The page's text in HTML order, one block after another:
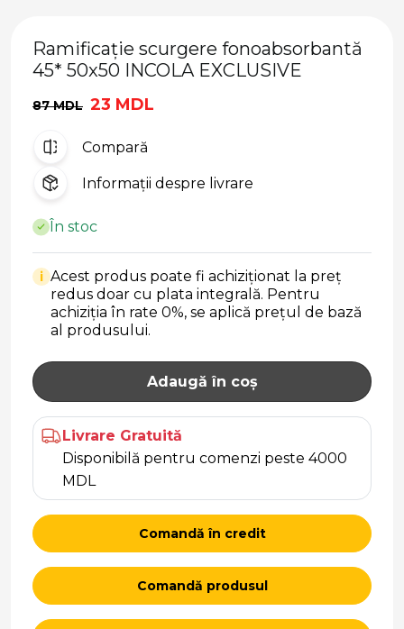
Ramificație scurgere fonoabsorbantă
45* 50x50 INCOLA EXCLUSIVE
87 MDL 23 MDL
Compară
Informații despre livrare
În stoc
i Acest produs poate fi achiziționat la preț
redus doar cu plata integrală. Pentru
achiziția în rate 0%, se aplică prețul de bază
al produsului.
Adaugă în coș
Livrare Gratuită
Disponibilă pentru comenzi peste 4000
MDL
Comandă în credit
Comandă produsul